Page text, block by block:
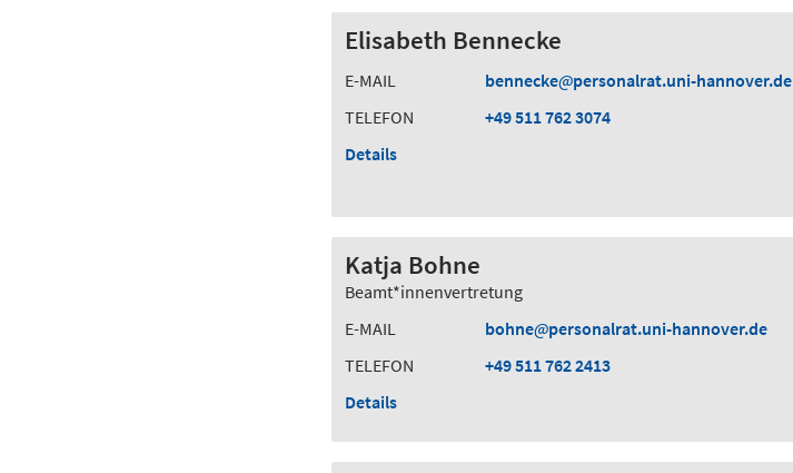
Elisabeth Bennecke
E-MAIL bennecke
personalrat.uni-hannover.de
TELEFON
+49 511 762 3074
Details
Katja Bohne
Beamt*innenvertretung
E-MAIL
bohne
personalrat.uni-hannover.de
TELEFON
+49 511 762 2413
Details